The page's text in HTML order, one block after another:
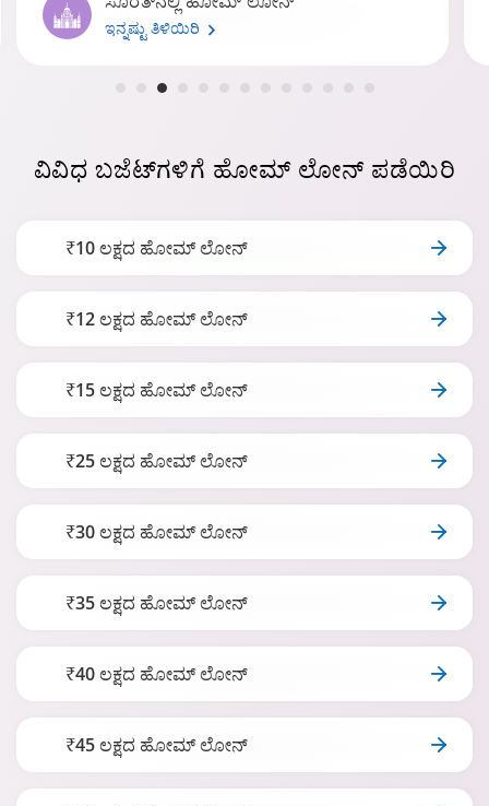
ಇನ್ನಷ್ಟು ತಿಳಿಯಿರಿ
ವಿವಿಧ ಬಜೆಟ್‌ಗಳಿಗೆ ಹೋಮ್ ಲೋನ್ ಪಡೆಯಿರಿ
₹10 ಲಕ್ಷದ ಹೋಮ್ ಲೋನ್
₹12 ಲಕ್ಷದ ಹೋಮ್ ಲೋನ್
₹15 ಲಕ್ಷದ ಹೋಮ್ ಲೋನ್
₹25 ಲಕ್ಷದ ಹೋಮ್ ಲೋನ್
₹30 ಲಕ್ಷದ ಹೋಮ್ ಲೋನ್
₹35 ಲಕ್ಷದ ಹೋಮ್ ಲೋನ್
₹40 ಲಕ್ಷದ ಹೋಮ್ ಲೋನ್
₹45 ಲಕ್ಷದ ಹೋಮ್ ಲೋನ್